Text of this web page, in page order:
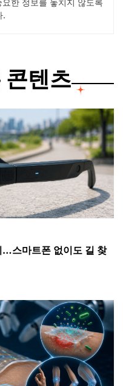
한 정보를 놓치지 않도록
.
콘텐츠
…스마트폰 없이도 길 찾